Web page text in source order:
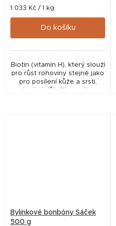
Měrná
cena:
1 033 Kč / 1 kg
Do košíku
Biotin (vitamin H), který slouží
pro růst rohoviny stejně jako
pro posílení kůže a srsti,
Bylinkové bonbóny Sáček
500 g